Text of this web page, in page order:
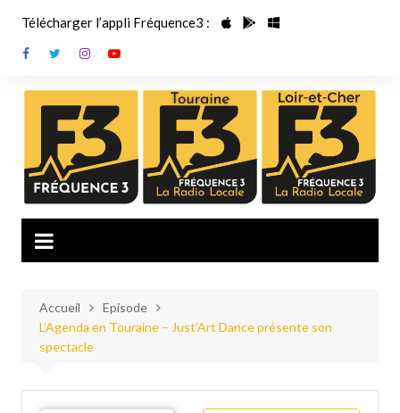
contenu
Télécharger l’appli Fréquence3 :
Accueil
Episode
L’Agenda en Touraine – Just’Art Dance présente son
spectacle